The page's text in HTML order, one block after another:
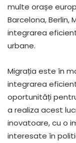
multe orașe
Barcelona, Berlin,
integrarea
urbane.
Migrația este în
integrarea
oportunități
a realiza acest
inovatoare, cu o
interesate în